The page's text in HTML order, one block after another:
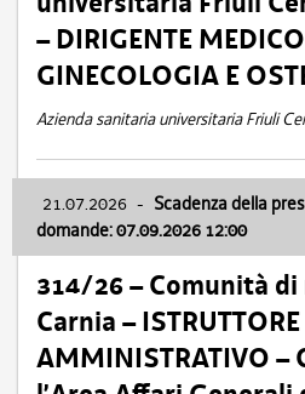
– DIRIGENTE
GINECOLOGIA E
Azienda sanitaria universitaria Friuli
21.07.2026 - Scadenza della
domande: 07.09.2026 12:00
314/26 – Comunità
Carnia – ISTRUTTORE
AMMINISTRATIVO –